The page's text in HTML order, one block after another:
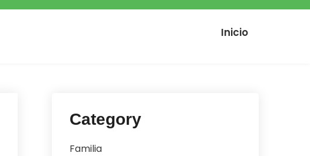
Inicio
Category
Familia